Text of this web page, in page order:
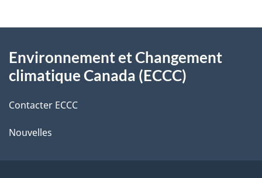
l
s
d
e
l
o
t
r
r
t
propos
ce
site
Environnement et Changement
climatique Canada (ECCC)
Contacter ECCC
Nouvelles